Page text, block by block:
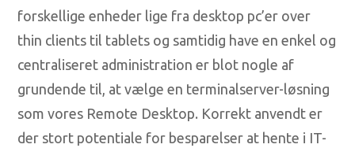
forskellige enheder lige fra desktop pc’er over
thin clients til tablets og samtidig have en enkel og
centraliseret administration er blot nogle af
grundende til, at vælge en terminalserver-løsning
som vores Remote Desktop. Korrekt anvendt er
der stort potentiale for besparelser at hente i IT-